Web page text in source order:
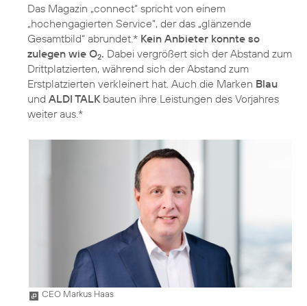
Das Magazin „connect“ spricht von einem
„hochengagierten Service“, der das „glänzende
Gesamtbild“ abrundet.* Kein Anbieter konnte so
zulegen wie O2. Dabei vergrößert sich der Abstand zum
Drittplatzierten, während sich der Abstand zum
Erstplatzierten verkleinert hat. Auch die Marken Blau
und ALDI TALK bauten ihre Leistungen des Vorjahres
weiter aus.*
CEO Markus Haas